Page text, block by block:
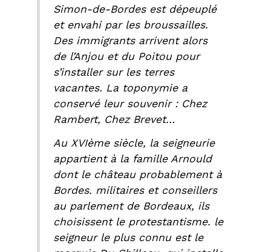
Simon-de-Bordes est dépeuplé
et envahi par les broussailles.
Des immigrants arrivent alors
de l’Anjou et du Poitou pour
s’installer sur les terres
vacantes. La toponymie a
conservé leur souvenir : Chez
Rambert, Chez Brevet…
Au XVIème siècle, la seigneurie
appartient à la famille Arnould
dont le château probablement à
Bordes. militaires et conseillers
au parlement de Bordeaux, ils
choisissent le protestantisme. le
seigneur le plus connu est le